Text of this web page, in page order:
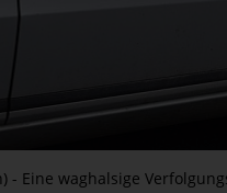
- Eine waghalsige